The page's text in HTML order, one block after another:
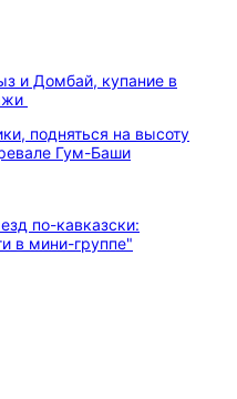
и Домбай, купание в
подняться на высоту
Гум-Баши